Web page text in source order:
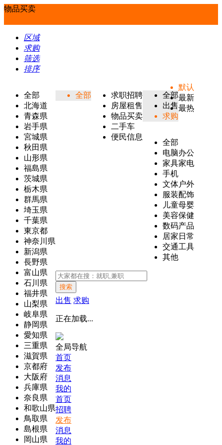
物品买卖
区域
求购
筛选
排序
全部
北海道
青森県
岩手県
宮城県
秋田県
山形県
福島県
茨城県
栃木県
群馬県
埼玉県
千葉県
東京都
神奈川県
新潟県
長野県
富山県
石川県
福井県
山梨県
岐阜県
静岡県
愛知県
三重県
滋賀県
京都府
大阪府
兵庫県
奈良県
和歌山県
鳥取県
島根県
岡山県
全部
求职招聘
房屋租售
物品买卖
二手车
便民信息
全部
出售
求购
全部
电脑办公
家具家电
手机
文体户外
服装配饰
儿童母婴
美容保健
数码产品
居家日常
交通工具
其他
默认
最新
最热
搜索
出售 求购
正在加载...
全局导航
首页
发布
消息
我的
首页
招聘
发布
消息
我的